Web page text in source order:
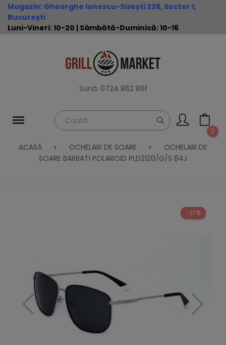
Magazin: Gheorghe Ionescu-Sisești 226, Sector 1,
București
Luni-Vineri: 10-20 | Sâmbătă-Duminică: 10-16
Sună: 0724 862 861
0
ACASĂ
OCHELARI DE SOARE
OCHELARI DE
SOARE BARBATI POLAROID PLD2120/G/S 84J
-37%